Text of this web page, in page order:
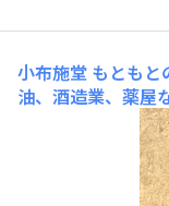
小布施堂 もともと
油、酒造業、薬屋
江戸中期1755年
の桝一が明治後期
詰技術と酒造場
かのこ」を作りま